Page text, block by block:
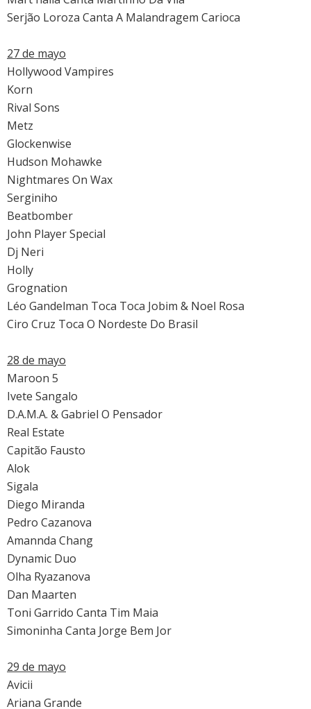
Serjão Loroza Canta A Malandragem Carioca
27 de mayo
Hollywood Vampires
Korn
Rival Sons
Metz
Glockenwise
Hudson Mohawke
Nightmares On Wax
Serginiho
Beatbomber
John Player Special
Dj Neri
Holly
Grognation
Léo Gandelman Toca Toca Jobim & Noel Rosa
Ciro Cruz Toca O Nordeste Do Brasil
28 de mayo
Maroon 5
Ivete Sangalo
D.A.M.A. & Gabriel O Pensador
Real Estate
Capitão Fausto
Alok
Sigala
Diego Miranda
Pedro Cazanova
Amannda Chang
Dynamic Duo
Olha Ryazanova
Dan Maarten
Toni Garrido Canta Tim Maia
Simoninha Canta Jorge Bem Jor
29 de mayo
Avicii
Ariana Grande